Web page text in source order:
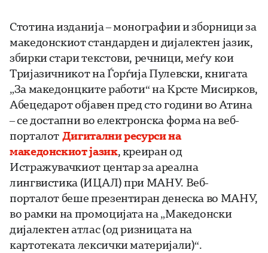
Стотина изданија – монографии и зборници за
македонскиот стандарден и дијалектен јазик,
збирки стари текстови, речници, меѓу кои
Тријазичникот на Ѓорѓија Пулевски, книгата
„За македонцките работи“ на Крсте Мисирков,
Абецедарот објавен пред сто години во Атина
– се достапни во електронска форма на веб-
порталот Дигитални ресурси на
македонскиот јазик, креиран од
Истражувачкиот центар за ареална
лингвистика (ИЦАЛ) при МАНУ. Веб-
порталот беше презентиран денеска во МАНУ,
во рамки на промоцијата на „Македонски
дијалектен атлас (од ризницата на
картотеката лексички материјали)“.